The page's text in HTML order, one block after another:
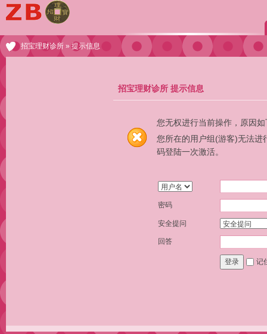
招宝理财诊所 » 提示信息
招宝理财诊所 提示信息
您无权进行当前操作，原因如
您所在的用户组(游客)无法进
码登陆一次激活。
密码
安全提问
回答
登录 记